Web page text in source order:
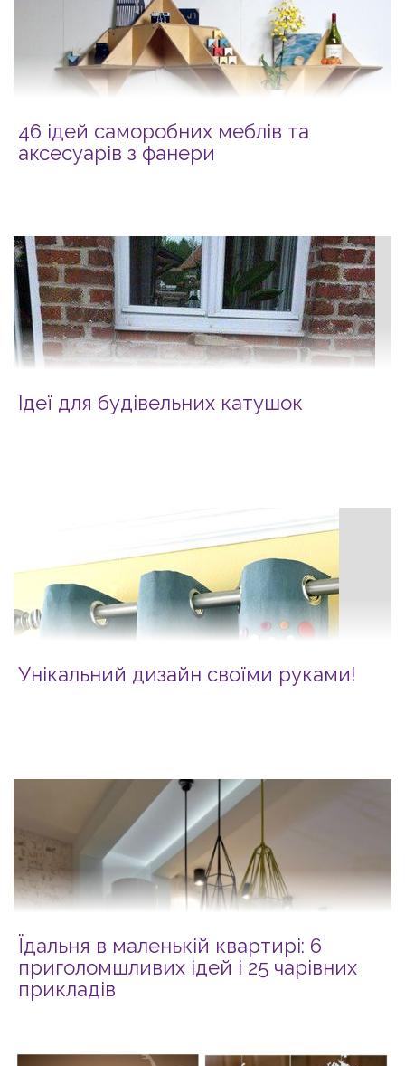
46 ідей саморобних меблів та
аксесуарів з фанери
Ідеї для будівельних катушок
Унікальний дизайн своїми руками!
Їдальня в маленькій квартирі: 6
приголомшливих ідей і 25 чарівних
прикладів